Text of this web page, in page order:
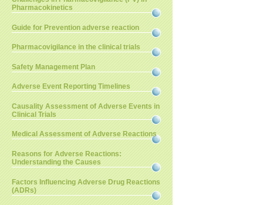
Pharmacokinetics
Guide for Prevention adverse reaction
Pharmacovigilance in the clinical trials
Safety Management Plan
Adverse Event Reporting Timelines
Causality Assessment of Adverse Events in
Clinical Trials
Medical Assessment of Adverse Reactions
Reasons for Adverse Reactions:
Understanding the Causes
Factors Influencing Adverse Drug Reactions
(ADRs)